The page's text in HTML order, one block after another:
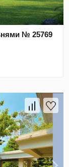
№ 25769